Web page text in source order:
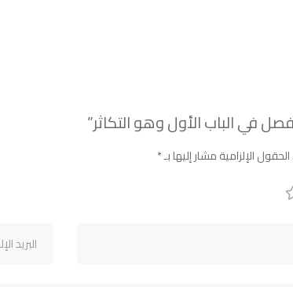
في الباب الأول وهو التكاثر”
الحقول الإلزامية مشار إليها بـ*